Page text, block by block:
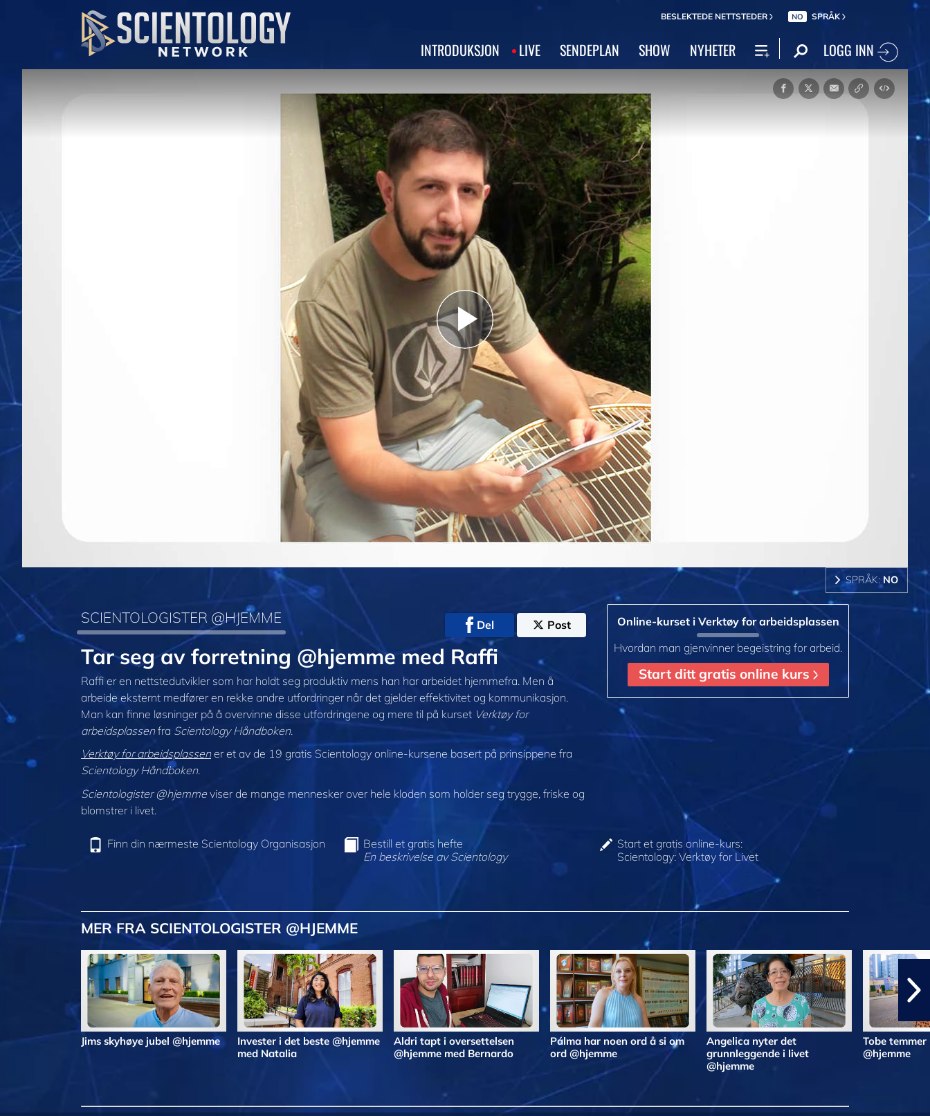
BESLEKTEDE NETTSTEDER NO SPRÅK
INTRODUKSJON LIVE SENDEPLAN SHOW NYHETER LOGG INN
Play
Video
SPRÅK: NO
SCIENTOLOGISTER @HJEMME Del Post
Tar seg av forretning @hjemme med Raffi
Raffi er en nettstedutvikler som har holdt seg produktiv mens han har arbeidet hjemmefra. Men å
arbeide eksternt medfører en rekke andre utfordringer når det gjelder effektivitet og kommunikasjon.
Man kan finne løsninger på å overvinne disse utfordringene og mere til på kurset Verktøy for
arbeidsplassenfra Scientology Håndboken.
Verktøy for arbeidsplassener et av de 19 gratis Scientology online-kursene basert på prinsippene fra
Scientology Håndboken.
Scientologister @hjemmeviser de mange mennesker over hele kloden som holder seg trygge, friske og
blomstrer i livet.
Online-kurset i Verktøy for arbeidsplassen
Hvordan man gjenvinner begeistring for arbeid.
Start ditt gratis online kurs
Finn din nærmeste Scientology Organisasjon
Bestill et gratis hefte
En beskrivelse av Scientology
Start et gratis online-kurs:
Scientology: Verktøy for Livet
MER FRA SCIENTOLOGISTER @HJEMME
Jims skyhøye jubel @hjemme
Invester i det beste @hjemme
med Natalia
Aldri tapt i oversettelsen
@hjemme med Bernardo
Pálma har noen ord å si om
ord @hjemme
Angelica nyter det
grunnleggende i livet
@hjemme
Tobe
@hjemme